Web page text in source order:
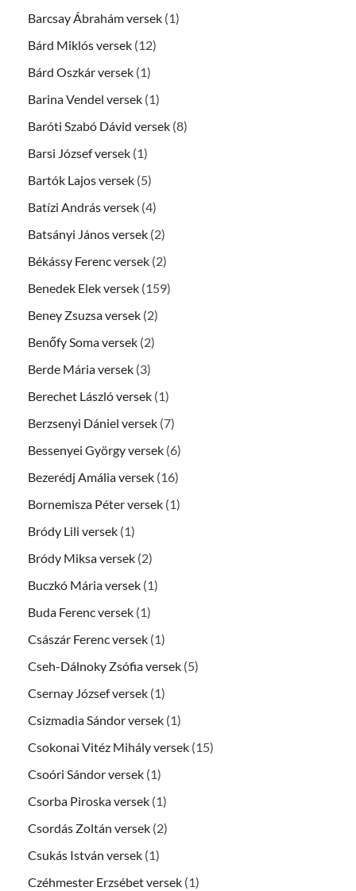
Barcsay Ábrahám versek (1)
Bárd Miklós versek (12)
Bárd Oszkár versek (1)
Barina Vendel versek (1)
Baróti Szabó Dávid versek (8)
Barsi József versek (1)
Bartók Lajos versek (5)
Batízi András versek (4)
Batsányi János versek (2)
Békássy Ferenc versek (2)
Benedek Elek versek (159)
Beney Zsuzsa versek (2)
Benőfy Soma versek (2)
Berde Mária versek (3)
Berechet László versek (1)
Berzsenyi Dániel versek (7)
Bessenyei György versek (6)
Bezerédj Amália versek (16)
Bornemisza Péter versek (1)
Bródy Lili versek (1)
Bródy Miksa versek (2)
Buczkó Mária versek (1)
Buda Ferenc versek (1)
Császár Ferenc versek (1)
Cseh-Dálnoky Zsófia versek (5)
Csernay József versek (1)
Csizmadia Sándor versek (1)
Csokonai Vitéz Mihály versek (15)
Csoóri Sándor versek (1)
Csorba Piroska versek (1)
Csordás Zoltán versek (2)
Csukás István versek (1)
Czéhmester Erzsébet versek (1)